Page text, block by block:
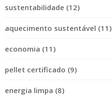
sustentabilidade (12)
aquecimento sustentável (11)
economia (11)
pellet certificado (9)
energia limpa (8)